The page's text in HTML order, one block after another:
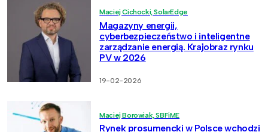
Maciej Cichocki, SolarEdge
Magazyny energii,
cyberbezpieczeństwo i inteligentne
zarządzanie energią. Krajobraz rynku
PV w 2026
19-02-2026
Maciej Borowiak, SBFiME
Rynek prosumencki w Polsce wchodzi